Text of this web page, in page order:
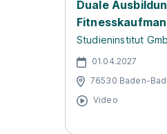
Duale
Studieninstitut
01.04.2027
76530 Baden-
Video